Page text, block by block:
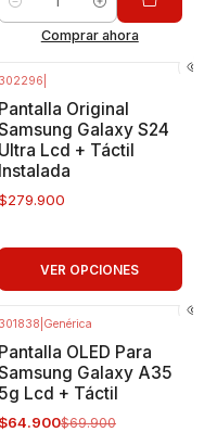
Cantidad
Comprar ahora
302296
Pantalla Original
Galaxy S24
Ultra Lcd + Táctil
Instalada
VER OPCIONES
301838 Genérica
Pantalla OLED Para
Galaxy A35
5g Lcd + Táctil
$64.900$69.900